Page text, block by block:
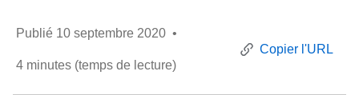
Publié 10 septembre 2020 •
4 minutes (temps de lecture)
Copier l'URL